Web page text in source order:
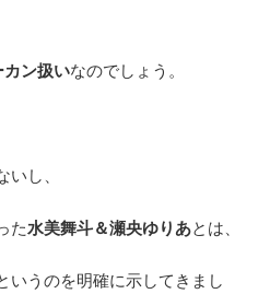
カン扱いなのでしょう。
し、
た水美舞斗＆瀬央ゆりあとは、
いうのを明確に示してきまし